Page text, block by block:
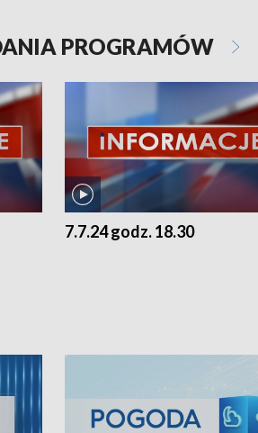
PROGRAMÓW
7.7.24 godz. 18.30